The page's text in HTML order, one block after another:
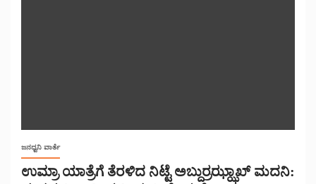
ಜನಧ್ವನಿ ವಾರ್ತೆ
ಉಮ್ರಾ ಯಾತ್ರೆಗೆ ತೆರಳಿದ ನಿಟ್ಟೆ ಅಬ್ದುರ್ರಝ್ಝಾಖ್ ಮದನಿ: